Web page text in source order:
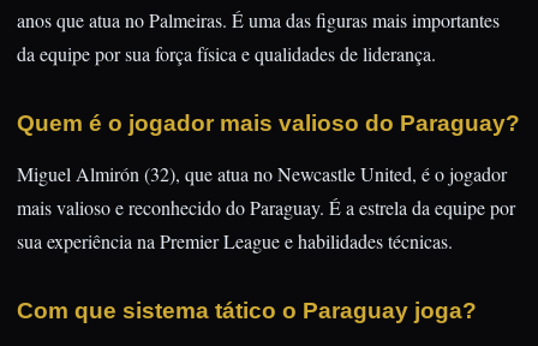
anos que atua no Palmeiras. É uma das figuras mais importantes
da equipe por sua força física e qualidades de liderança.
Quem é o jogador mais valioso do Paraguay?
Miguel Almirón (32), que atua no Newcastle United, é o jogador
mais valioso e reconhecido do Paraguay. É a estrela da equipe por
sua experiência na Premier League e habilidades técnicas.
Com que sistema tático o Paraguay joga?